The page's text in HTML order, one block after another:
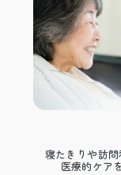
寝たきりや訪
医療的ケア